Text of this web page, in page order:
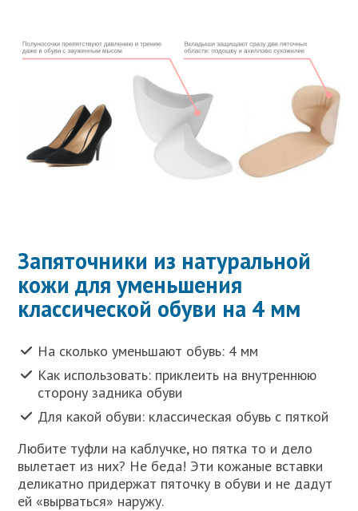
Запяточники из натуральной
кожи для уменьшения
классической обуви на 4 мм
На сколько уменьшают обувь: 4 мм
Как использовать: приклеить на внутреннюю
сторону задника обуви
Для какой обуви: классическая обувь с пяткой
Любите туфли на каблучке, но пятка то и дело
вылетает из них? Не беда! Эти кожаные вставки
деликатно придержат пяточку в обуви и не дадут
ей «вырваться» наружу.